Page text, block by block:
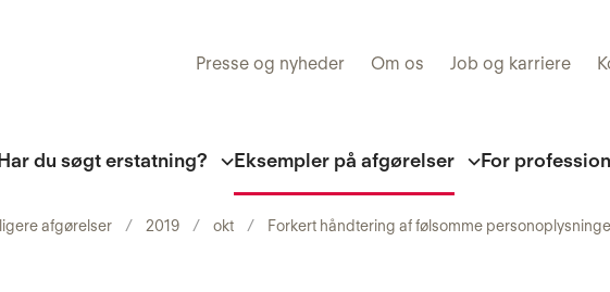
Presse og nyheder Om os Job og karriere
du søgt erstatning? Eksempler på afgørelser For
afgørelser 2019 okt Forkert håndtering af følsomme